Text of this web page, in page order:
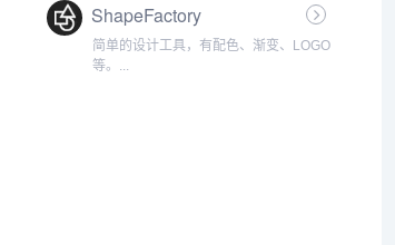
ShapeFactory
简单的设计工具，有配色、渐变、LOGO
等。...